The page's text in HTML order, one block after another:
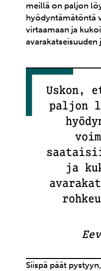
meillä on paljon
hyödyntämätöntä
virtaamaan ja
Uskon,
paljon
ja
Siispä päät